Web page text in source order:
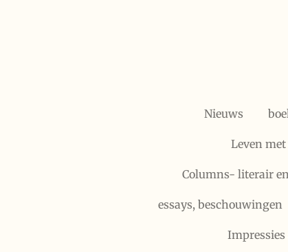
Nieuws
Leven
Columns- literair
essays, beschouwingen